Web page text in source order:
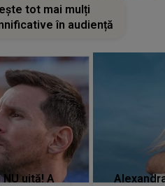
tot mai mulți
în audiență
uită! A